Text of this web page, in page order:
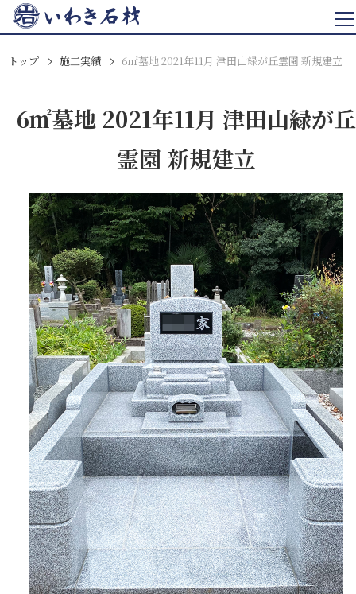
トップ 施工実績 6㎡墓地 2021年11月 津田山緑が丘霊園 新規建立
6㎡墓地 2021年11月 津田山緑が丘
霊園 新規建立